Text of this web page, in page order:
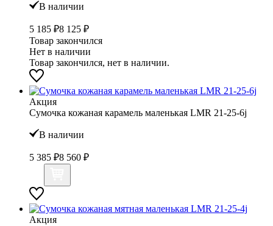
В наличии
5 185 ₽8 125 ₽
Товар закончился
Нет в наличии
Товар закончился, нет в наличии.
Акция
Сумочка кожаная карамель маленькая LMR 21-25-6j
В наличии
5 385 ₽8 560 ₽
Акция